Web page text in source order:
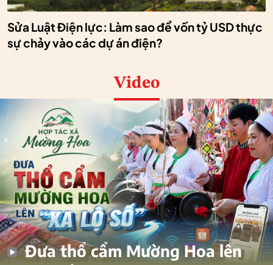
Sửa Luật Điện lực: Làm sao để vốn tỷ USD thực
sự chảy vào các dự án điện?
Video
Đưa thổ cẩm Mường Hoa lên